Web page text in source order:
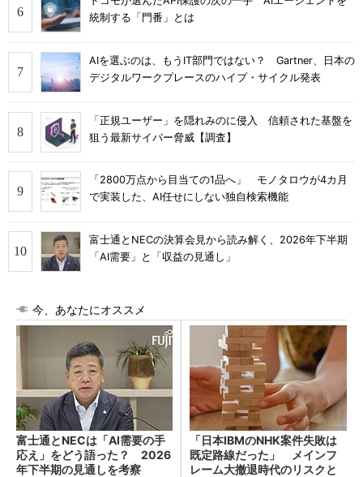
統制する「門番」とは
AIを選ぶのは、もうIT部門ではない？ Gartner、日本の
デジタルワークプレースのハイプ・サイクル発表
「正規ユーザー」を隠れみのに侵入 信頼された基盤を
狙う最新サイバー脅威【調査】
「2800万点から目当ての1品へ」 モノタロウが4カ月
で実装した、AI任せにしない独自検索機能
富士通とNECの決算会見から読み解く、2026年下半期
「AI需要」と「収益の見通し」
今、あなたにオススメ
富士通とNECは「AI需要の手
応え」をどう語った？ 2026
年下半期の見通しを考察
「日本IBMのNHK案件失敗は
既定路線だった」 メインフ
レーム大撤退時代のリスクと